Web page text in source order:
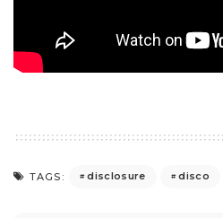
TAGS: disclosure disco